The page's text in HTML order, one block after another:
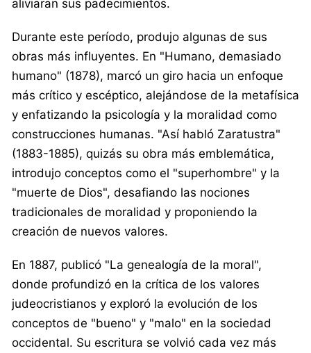
aliviaran sus padecimientos.
Durante este período, produjo algunas de sus
obras más influyentes. En "Humano, demasiado
humano" (1878), marcó un giro hacia un enfoque
más crítico y escéptico, alejándose de la metafísica
y enfatizando la psicología y la moralidad como
construcciones humanas. "Así habló Zaratustra"
(1883-1885), quizás su obra más emblemática,
introdujo conceptos como el "superhombre" y la
"muerte de Dios", desafiando las nociones
tradicionales de moralidad y proponiendo la
creación de nuevos valores.
En 1887, publicó "La genealogía de la moral",
donde profundizó en la crítica de los valores
judeocristianos y exploró la evolución de los
conceptos de "bueno" y "malo" en la sociedad
occidental. Su escritura se volvió cada vez más